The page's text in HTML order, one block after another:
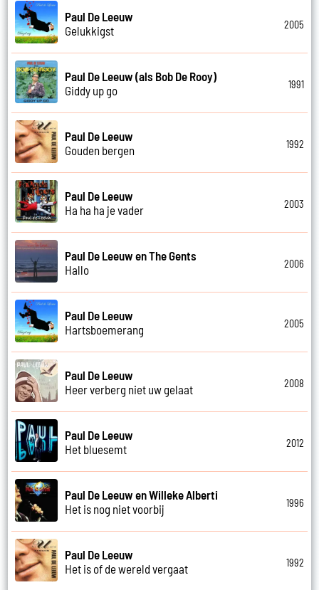
Paul De Leeuw
Gelukkigst
2005
Paul De Leeuw (als Bob De Rooy)
Giddy up go
1991
Paul De Leeuw
Gouden bergen
1992
Paul De Leeuw
Ha ha ha je vader
2003
Paul De Leeuw en The Gents
Hallo
2006
Paul De Leeuw
Hartsboemerang
2005
Paul De Leeuw
Heer verberg niet uw gelaat
2008
Paul De Leeuw
Het bluesemt
2012
Paul De Leeuw en Willeke Alberti
Het is nog niet voorbij
1996
Paul De Leeuw
Het is of de wereld vergaat
1992